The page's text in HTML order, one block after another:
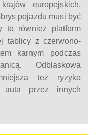
europejskich,
pojazdu musi być
to również platform
tablicy z czerwono-
karnym podczas
Odblaskowa
też ryzyko
auta przez innych